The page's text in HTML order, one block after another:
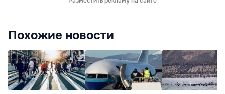
Похожие новости